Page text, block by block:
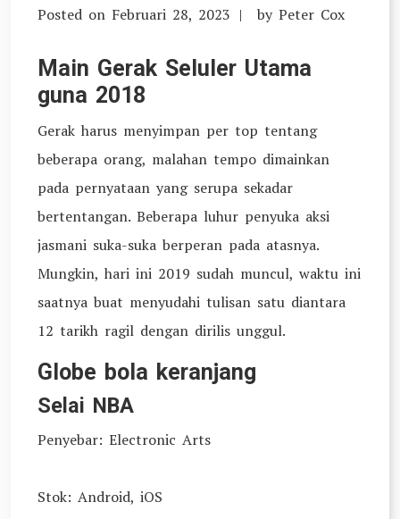
Posted on Februari 28, 2023 by Peter Cox
Main Gerak Seluler Utama
guna 2018
Gerak harus menyimpan per top tentang
beberapa orang, malahan tempo dimainkan
pada pernyataan yang serupa sekadar
bertentangan. Beberapa luhur penyuka aksi
jasmani suka-suka berperan pada atasnya.
Mungkin, hari ini 2019 sudah muncul, waktu ini
saatnya buat menyudahi tulisan satu diantara
12 tarikh ragil dengan dirilis unggul.
Globe bola keranjang
Selai NBA
Penyebar: Electronic Arts
Stok: Android, iOS